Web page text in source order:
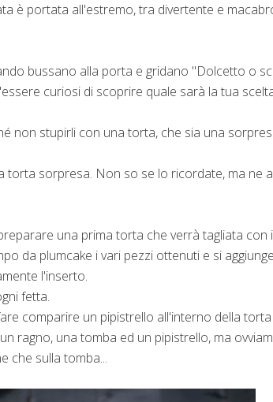
è portata all'estremo, tra divertente e
bussano alla porta e gridano "Dolcetto o
curiosi di scoprire quale sarà la tua
non stupirli con una torta, che sia una
torta sorpresa. Non so se lo ricordate, ma ne
una prima torta che verrà tagliata con
da plumcake i vari pezzi ottenuti e si
l'inserto.
fetta.
comparire un pipistrello all'interno della
ragno, una tomba ed un pipistrello, ma
che sulla tomba...